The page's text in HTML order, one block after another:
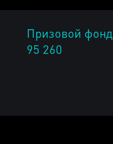
Призовой фонд
95 260